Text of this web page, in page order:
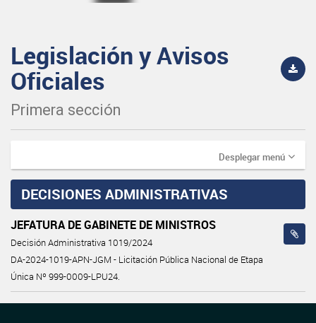
Legislación y Avisos
Oficiales
Primera sección
Desplegar menú
DECISIONES ADMINISTRATIVAS
JEFATURA DE GABINETE DE MINISTROS
Decisión Administrativa 1019/2024
DA-2024-1019-APN-JGM - Licitación Pública Nacional de Etapa
Única Nº 999-0009-LPU24.